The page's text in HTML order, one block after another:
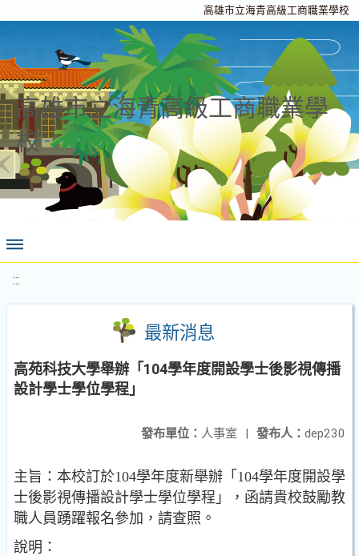
高雄市立海青高級工商職業學校
高雄市立海青高級工商職業學
校
:::
最新消息
高苑科技大學舉辦「104學年度開設學士後影視傳播
設計學士學位學程」
發布人： dep230
發布單位： 人事室 |
主旨：本校訂於104學年度新舉辦「104學年度開設學
士後影視傳播設計學士學位學程」，函請貴校鼓勵教
職人員踴躍報名參加，請查照。
說明：